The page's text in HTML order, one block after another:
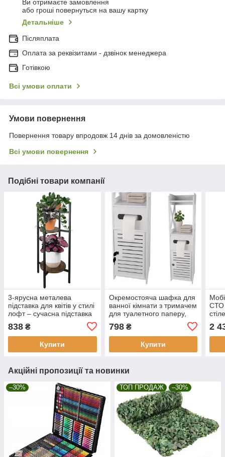
Ви отримаєте замовлення
або гроші повернуться на вашу картку
Детальніше
Післяплата
Оплата за реквізитами - дзвінок менеджера
Готівкою
Всі умови оплати
Умови повернення
Повернення товару впродовж 14 днів за домовленістю
Всі умови повернення
Подібні товари компанії
3-ярусна металева
підставка для квітів у стилі
лофт – сучасна підставка
горщиках для вітальні
RUHHY 25627
838 ₴
Купити
Окремостояча шафка для
ванної кімнати з тримачем
для туалетного паперу,
що замикається, колонна
полиця білого кольору
Ruhhy 25763
798₴
Купити
СТО
2
Акційні пропозиції та новинки
–30% ТОП ПРОДАЖ –30%